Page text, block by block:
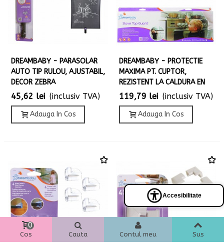
DREAMBABY - PARASOLAR
AUTO TIP RULOU, AJUSTABIL,
DECOR ZEBRA
45,62 lei (inclusiv TVA)
Adauga In Cos
DREAMBABY - PROTECTIE
MAXIMA PT. CUPTOR,
REZISTENT LA CALDURA EN
119,79 lei (inclusiv TVA)
Adauga In Cos
Cos
0
Cauta Contul meu Sus
Accesibilitate
Panel
accesibilidad